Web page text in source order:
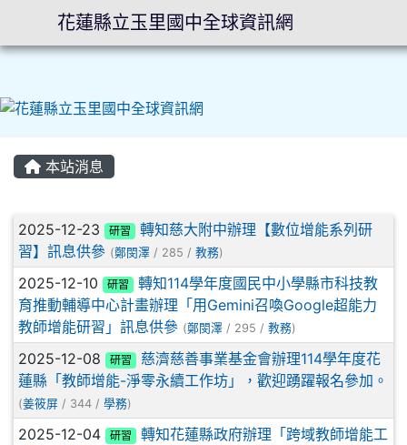
本站消息
文章列表
2025-12-23 研習
轉知慈大附中辦理【數位增能系列研
習】訊息供參 (鄭閔澤 / 285 / 教務)
2025-12-10 研習
轉知114學年度國民中小學縣市科技教
育推動輔導中心計畫辦理「用Gemini召喚Google超能力
教師增能研習」訊息供參 (鄭閔澤 / 295 / 教務)
2025-12-08 研習
慈濟慈善事業基金會辦理114學年度花
蓮縣「教師增能-淨零永續工作坊」，歡迎踴躍報名參加。
(姜筱屏 / 344 / 學務)
2025-12-04 研習
轉知花蓮縣政府辦理「跨域教師增能工
花蓮縣立玉里國中全球資訊網